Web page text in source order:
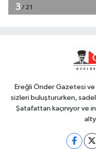
Ereğli Önder Gazetesi
sizleri buluştururken,
Şatafattan kaçınıyor ve